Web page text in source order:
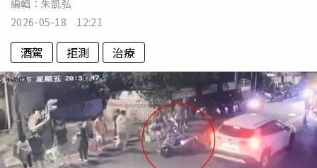
編輯： 朱凱弘
2026-05-18 12:21
酒駕 拒測 治療